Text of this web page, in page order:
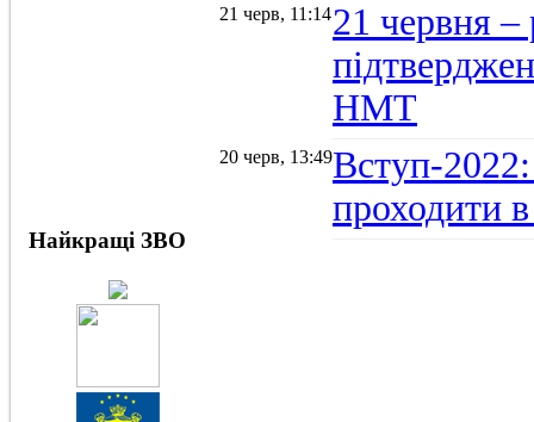
21 черв, 11:1421 червня –
НМТ
20 черв, 13:49Вступ-
проходити в
Найкращі ЗВО